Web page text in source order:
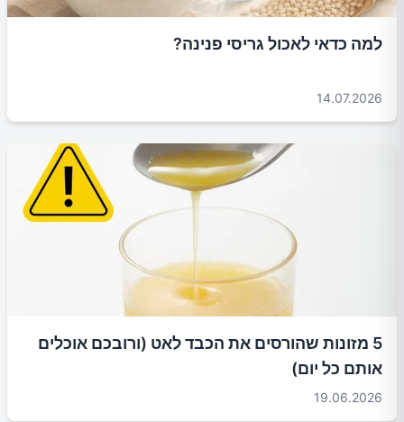
למה כדאי לאכול גריסי פנינה?
14.07.2026
5 מזונות שהורסים את הכבד לאט (ורובכם אוכלים
אותם כל יום)
19.06.2026